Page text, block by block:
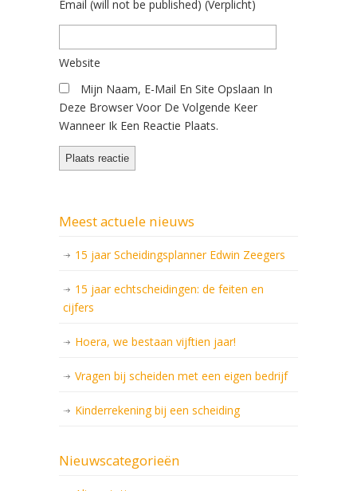
Email (will not be published) (verplicht)
Website
Mijn Naam, E-Mail En Site Opslaan In
Deze Browser Voor De Volgende Keer
Wanneer Ik Een Reactie Plaats.
Meest actuele nieuws
15 jaar Scheidingsplanner Edwin Zeegers
15 jaar echtscheidingen: de feiten en
cijfers
Hoera, we bestaan vijftien jaar!
Vragen bij scheiden met een eigen bedrijf
Kinderrekening bij een scheiding
Nieuwscategorieën